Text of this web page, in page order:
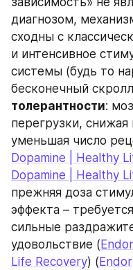
диагнозом,
сходны с
и интенсивное
системы (будь то
толерантности:
перегрузки,
уменьшая число
Dopamine | Healthy
Dopamine | Healthy
прежняя доза
эффекта –
сильные
удовольствие (
Life Recovery) (